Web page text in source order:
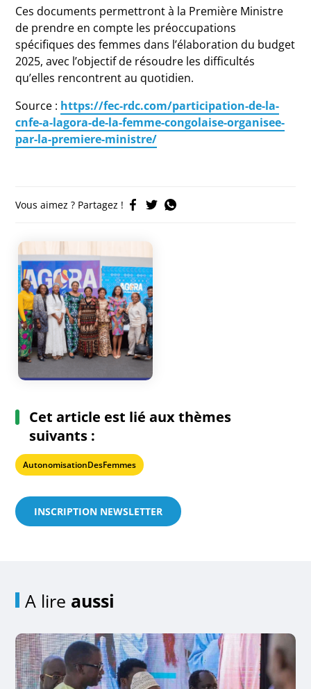
Ces documents permettront à la Première Ministre
de prendre en compte les préoccupations
spécifiques des femmes dans l’élaboration du budget
2025, avec l’objectif de résoudre les difficultés
qu’elles rencontrent au quotidien.
Source : https://fec-rdc.com/participation-de-la-
cnfe-a-lagora-de-la-femme-congolaise-organisee-
par-la-premiere-ministre/
Vous aimez ? Partagez !
Cet article est lié aux thèmes
suivants :
AutonomisationDesFemmes
INSCRIPTION NEWSLETTER
A lire aussi